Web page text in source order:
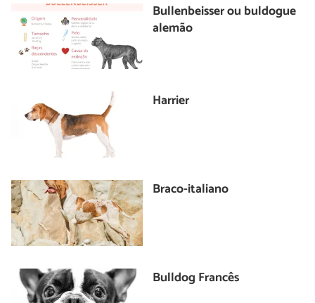
Bullenbeisser ou buldogue
alemão
Harrier
Braco-italiano
Bulldog Francês